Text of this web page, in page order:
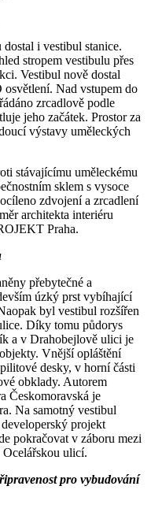
i vestibul stanice.
stropem vestibulu přes
Vestibul nově dostal
Nad vstupem do
zrcadlově podle
jeho začátek. Prostor za
výstavy uměleckých
stávajícímu uměleckému
sklem s vysoce
zdvojení a zrcadlení
architekta interiéru
Praha.
přebytečné a
úzký prst vybíhající
byl vestibul rozšířen
Díky tomu půdorys
a v Drahobejlově ulici je
Vnější opláštění
desky, v horní části
obklady. Autorem
Českomoravská je
Na samotný vestibul
projekt
pokračovat v záboru mezi
Ocelářskou ulicí.
pro vybudování